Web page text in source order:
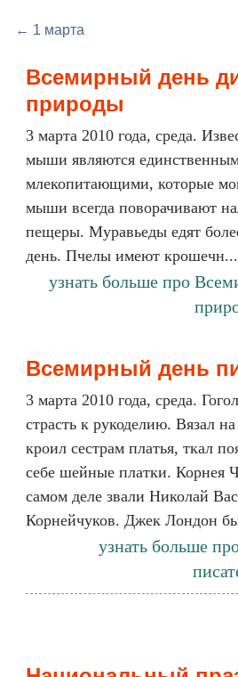
← 1 марта
Всемирный день
природы
3 марта 2010 года, среда.
мыши являются
млекопитающими, которые
мыши всегда поворачивают
пещеры. Муравьеды едят
день. Пчелы имеют крошечн...
узнать больше про
Всемирный день
3 марта 2010 года, среда.
страсть к рукоделию. Вязал
кроил сестрам платья, ткал
себе шейные платки. Корнея
самом деле звали Николай
Корнейчуков. Джек Лондон
узнать больше